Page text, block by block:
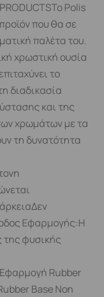
Polis
που θα σε
παλέτα του.
χρωστική ουσία
το
διαδικασία
και της
χρωμάτων με τα
τη δυνατότητα
Εφαρμογής:Η
της φυσικής
Rubber
Base Non